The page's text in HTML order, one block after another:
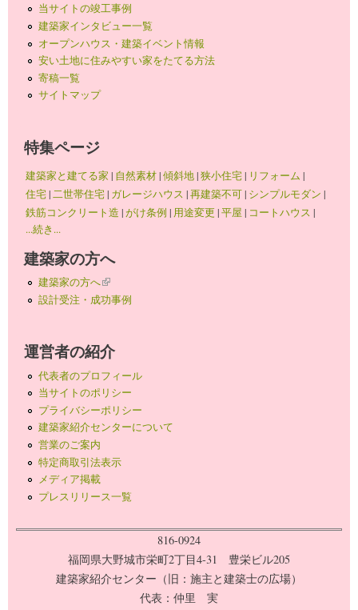
当サイトの竣工事例
建築家インタビュー一覧
オープンハウス・建築イベント情報
安い土地に住みやすい家をたてる方法
寄稿一覧
サイトマップ
特集ページ
建築家と建てる家 | 自然素材|傾斜地|狭小住宅| リフォーム |
住宅|二世帯住宅| ガレージハウス |再建築不可| シンプルモダン |
鉄筋コンクリート造 |がけ条例 | 用途変更 |平屋 | コートハウス |
...続き...
建築家の方へ
建築家の方へ(link is external)
設計受注・成功事例
運営者の紹介
代表者のプロフィール
当サイトのポリシー
プライバシーポリシー
建築家紹介センターについて
営業のご案内
特定商取引法表示
メディア掲載
プレスリリース一覧
816-0924
福岡県大野城市栄町2丁目4-31 豊栄ビル205
建築家紹介センター（旧：施主と建築士の広場）
代表：仲里 実